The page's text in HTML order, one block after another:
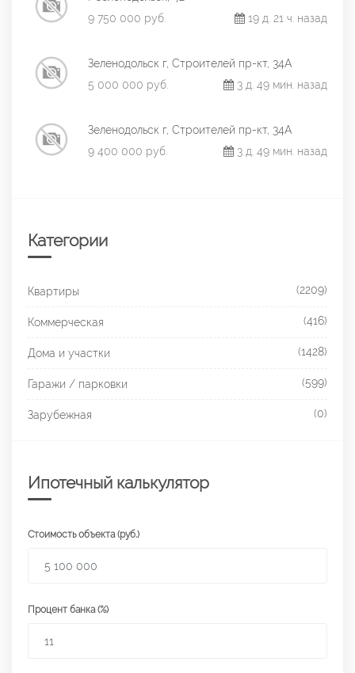
9 750 000 руб.
19 д. 21 ч. назад
Зеленодольск г, Строителей пр-кт, 34А
5 000 000 руб.
3 д. 49 мин. назад
Зеленодольск г, Строителей пр-кт, 34А
9 400 000 руб.
3 д. 49 мин. назад
Категории
Квартиры (2209)
Коммерческая (416)
Дома и участки (1428)
Гаражи / парковки (599)
Зарубежная (0)
Ипотечный калькулятор
Стоимость объекта (руб.)
Процент банка (%)